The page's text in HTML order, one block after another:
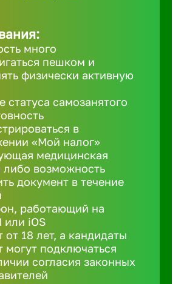
Бийск
много
пешком и
физически активную
статуса самозанятого
в
«Мой налог»
медицинская
либо возможность
документ в течение
работающий на
или iOS
от 18 лет, а кандидаты
могут подключаться
согласия законных